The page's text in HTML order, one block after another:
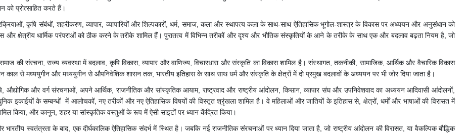
को प्रोत्साहित करते हैं।
कृषि संबंधों, शहरीकरण, व्यापार, व्यापारियों और शिल्पकारों, धर्म, समाज, कला और स्थापत्य कला के साथ-साथ ऐतिहासिक भूगोल-शास्त्र के विकास पर अध्ययन और अनुसंधान को
और क्षेत्रीय धार्मिक परंपराओं को ठीक करने के तरीके शामिल हैं। पुरातत्व में विभिन्न तरीकों और दृश्य और भौतिक संस्कृतियों के आने के तरीके के साथ एक और बदलाव बढ़ता नियम है, जो
की संरचना, राज्य व्यवस्था में बदलाव, कृषि विकास, व्यापार और वाणिज्य, विचारधारा और संस्कृति का विकास शामिल है। संस्थागत, तकनीकी, सामाजिक, आर्थिक और वैचारिक विकास
काल से मध्ययुगीन और मध्ययुगीन से औपनिवेशिक शासन तक, भारतीय इतिहास के साथ साथ धर्म और संस्कृति के क्षेत्रों में दो प्रमुख बदलावों के अध्ययन पर भी जोर दिया जाता है।
और वर्ग संरचनाओं, अपने आर्थिक, राजनीतिक और सांस्कृतिक आयाम, राष्ट्रवाद और राष्ट्रीय आंदोलन, किसान, व्यापार संघ और उपनिवेशवाद का अध्ययन आदिवासी आंदोलनों,
के सम्बन्धों में आलोचकों, नए तरीकों और नए ऐतिहासिक विषयों की विस्तृत श्रृंखला शामिल है। वे महिलाओं और जातियों के इतिहास से, क्षेत्रों, धर्मों और भाषाओं की विरासत में
किया, और कानून, शहर या सांस्कृतिक वस्तुओं के रूप में ऐसी साइटों पर ध्यान केंद्रित किया।
स्वतंत्रता के बाद, एक दीर्घकालिक ऐतिहासिक संदर्भ में स्थित है। जबकि नई राजनीतिक संरचनाओं पर ध्यान दिया जाता है, जो राष्ट्रीय आंदोलन की विरासत, या वैकल्पिक बौद्धिक